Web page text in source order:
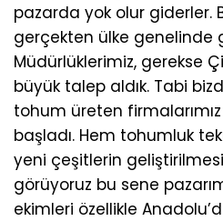
pazarda yok olur giderler.
gerçekten ülke genelinde
Müdürlüklerimiz, gerekse
büyük talep aldık. Tabi
tohum üreten
başladı. Hem tohumluk
yeni çeşitlerin
görüyoruz bu sene
ekimleri özellikle Anadolu’da